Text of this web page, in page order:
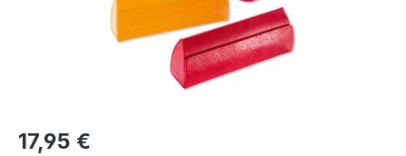
Regulärer Preis:
17,95 €